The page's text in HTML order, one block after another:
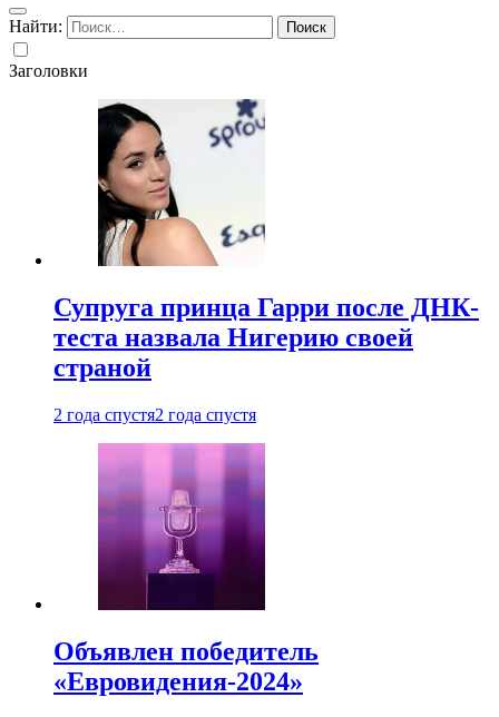
Найти:
Заголовки
Супруга принца Гарри после ДНК-
теста назвала Нигерию своей
страной
2 года спустя2 года спустя
Объявлен победитель
«Евровидения-2024»